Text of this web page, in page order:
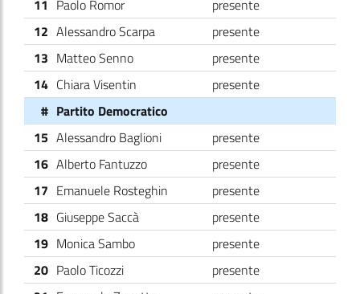
11 Paolo Romor
presente
12 Alessandro Scarpa
presente
13 Matteo Senno
presente
14 Chiara Visentin
presente
# Partito Democratico
15 Alessandro Baglioni
presente
16 Alberto Fantuzzo
presente
17 Emanuele Rosteghin
presente
18 Giuseppe Saccà
presente
19 Monica Sambo
presente
20 Paolo Ticozzi
presente